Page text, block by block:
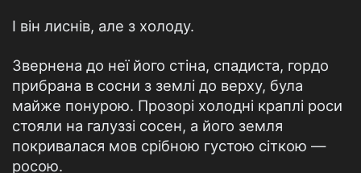
І він лиснів, але з холоду.
Звернена до неї його стіна, спадиста, гордо
прибрана в сосни з землі до верху, була
майже понурою. Прозорі холодні краплі роси
стояли на галуззі сосен, а його земля
покривалася мов срібною густою сіткою —
росою.